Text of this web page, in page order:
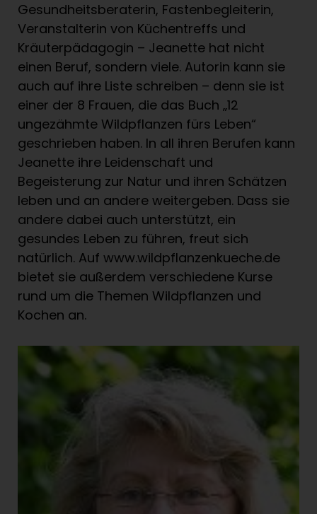
Gesundheitsberaterin, Fastenbegleiterin,
Veranstalterin von Küchentreffs und
Kräuterpädagogin – Jeanette hat nicht
einen Beruf, sondern viele. Autorin kann sie
auch auf ihre Liste schreiben – denn sie ist
einer der 8 Frauen, die das Buch „12
ungezähmte Wildpflanzen fürs Leben“
geschrieben haben. In all ihren Berufen kann
Jeanette ihre Leidenschaft und
Begeisterung zur Natur und ihren Schätzen
leben und an andere weitergeben. Dass sie
andere dabei auch unterstützt, ein
gesundes Leben zu führen, freut sich
natürlich. Auf www.wildpflanzenkueche.de
bietet sie außerdem verschiedene Kurse
rund um die Themen Wildpflanzen und
Kochen an.